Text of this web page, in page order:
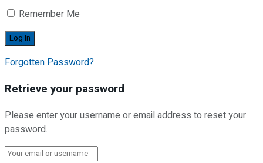
Remember Me
Forgotten Password?
Retrieve your password
Please enter your username or email address to reset your
password.